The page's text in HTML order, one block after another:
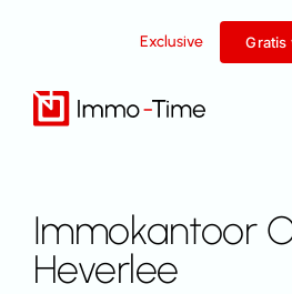
Exclusive Gratis
Te koop
Immokantoor
Heverlee